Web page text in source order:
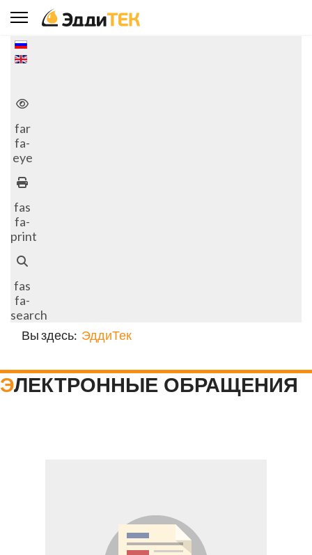
Выберите язык
far
fa-
eye
fas
fa-
print
fas
fa-
search
Вы здесь: ЭддиТек
ЭЛЕКТРОННЫЕ ОБРАЩЕНИЯ